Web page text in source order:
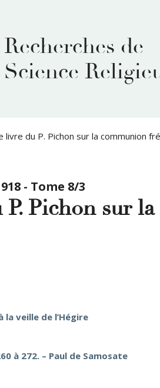
Recherches de
Science
livre du P. Pichon sur la communion
- Tome 8/3
Pichon sur
la veille de l’Hégire
à 272. – Paul de Samosate